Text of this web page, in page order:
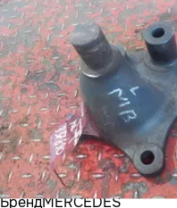
БрендMERCEDES